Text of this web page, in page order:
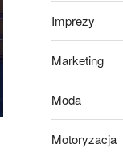
Imprezy
Marketing
Moda
Motoryzacja